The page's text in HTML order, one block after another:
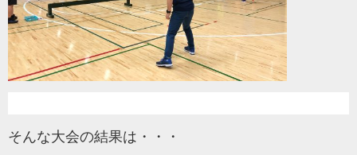
そんな大会の結果は・・・